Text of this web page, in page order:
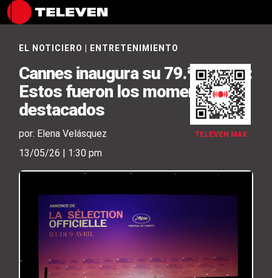
TELEVEN MAX
EL NOTICIERO ENTRETENIMIENTO
Cannes inaugura su 79.ª edición:
Estos fueron los momentos
destacados
por: Elena Velásquez
13/05/26 | 1:30 pm